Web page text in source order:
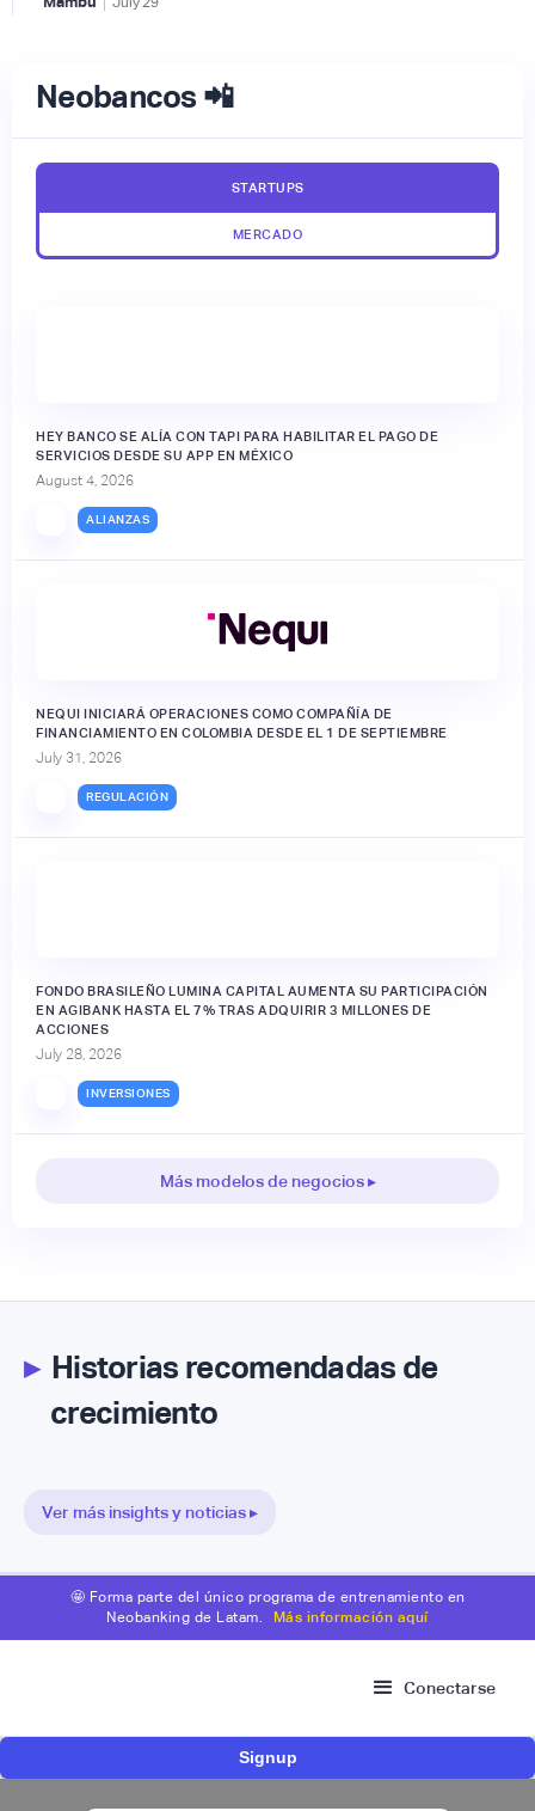
Neobancos 📲
STARTUPS
MERCADO
HEY BANCO SE ALÍA CON TAPI PARA HABILITAR EL PAGO DE
SERVICIOS DESDE SU APP EN MÉXICO
August 4, 2026
ALIANZAS
NEQUI INICIARÁ OPERACIONES COMO COMPAÑÍA DE
FINANCIAMIENTO EN COLOMBIA DESDE EL 1 DE SEPTIEMBRE
July 31, 2026
REGULACIÓN
FONDO BRASILEÑO LUMINA CAPITAL AUMENTA SU PARTICIPACIÓN
EN AGIBANK HASTA EL 7% TRAS ADQUIRIR 3 MILLONES DE
ACCIONES
July 28, 2026
INVERSIONES
Más modelos de negocios ▸
▸Historias recomendadas de
crecimiento
Ver más insights y noticias ▸
🤩 Forma parte del único programa de entrenamiento en
Neobanking de Latam.
Más información aquí
Conectarse
Signup